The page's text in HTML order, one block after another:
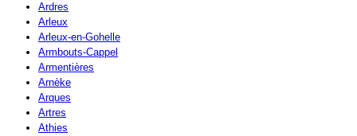
Ardres
Arleux
Arleux-en-Gohelle
Armbouts-Cappel
Armentières
Arnèke
Arques
Artres
Athies